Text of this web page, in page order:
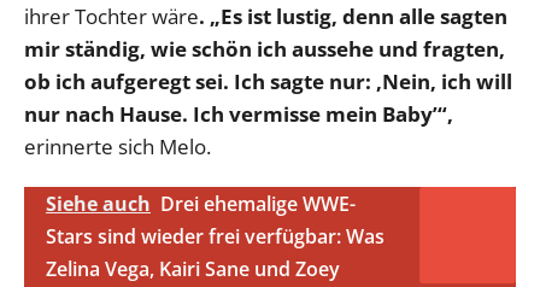
ihrer Tochter wäre. „Es ist lustig, denn alle sagten
mir ständig, wie schön ich aussehe und fragten,
ob ich aufgeregt sei. Ich sagte nur: ‚Nein, ich will
nur nach Hause. Ich vermisse mein Baby’“,
erinnerte sich Melo.
Siehe auch Drei ehemalige WWE-
Stars sind wieder frei verfügbar: Was
Zelina Vega, Kairi Sane und Zoey